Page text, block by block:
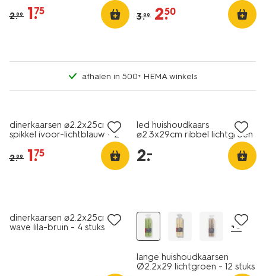
2.99 1.
75
3.99 2.
50
afhalen in 500+ HEMA winkels
dinerkaarsen ⌀2.2x25cm
spikkel ivoor-lichtblauw - 2
2.99 1.
75
led huishoudkaars
⌀2.3x29cm ribbel lichtgroen
2.
–
dinerkaarsen ⌀2.2x25cm
wave lila-bruin - 4 stuks
+6
lange huishoudkaarsen
Ø2.2x29 lichtgroen - 12 stuks